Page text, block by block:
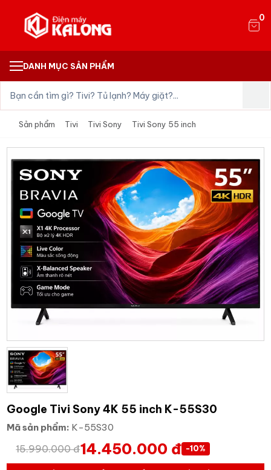
0
DANH MỤC SẢN PHẨM
Sản phẩm Tivi Tivi Sony Tivi Sony 55 inch
Google Tivi Sony 4K 55 inch K-55S30
Mã sản phẩm: K-55S30
15.990.000 đ14.450.000 đ -10%